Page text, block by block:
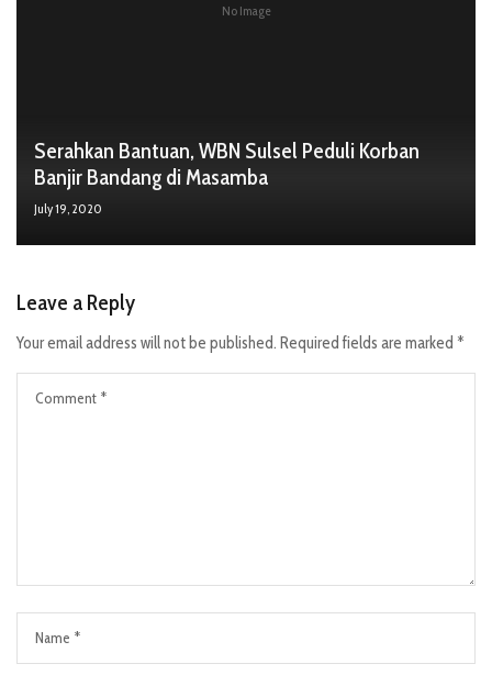
No Image
Serahkan Bantuan, WBN Sulsel Peduli Korban
Banjir Bandang di Masamba
July 19, 2020
Leave a Reply
Your email address will not be published. Required fields are marked *